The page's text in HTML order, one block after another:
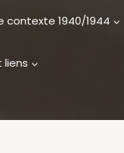
contexte 1940/1944